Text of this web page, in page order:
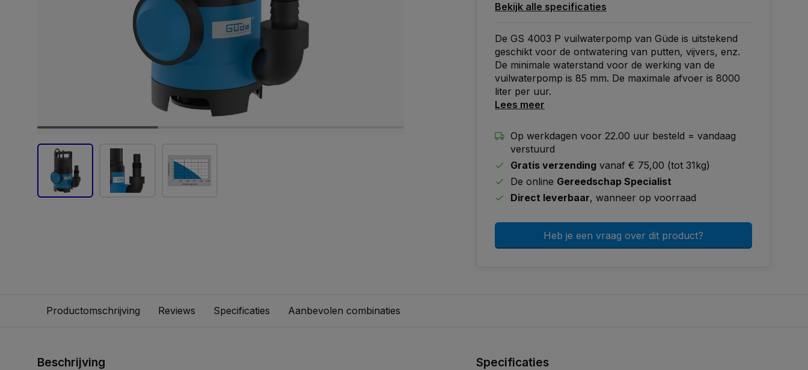
Bekijk alle specificaties
De GS 4003 P vuilwaterpomp van Güde is uitstekend
geschikt voor de ontwatering van putten, vijvers, enz.
De minimale waterstand voor de werking van de
vuilwaterpomp is 85 mm. De maximale afvoer is 8000
liter per uur.
Lees meer
Op werkdagen voor 22.00 uur besteld = vandaag
verstuurd
Gratis verzending vanaf € 75,00 (tot 31kg)
De online Gereedschap Specialist
Direct leverbaar, wanneer op voorraad
Heb je een vraag over dit product?
Productomschrijving Reviews Specificaties Aanbevolen combinaties
Beschrijving Specificaties